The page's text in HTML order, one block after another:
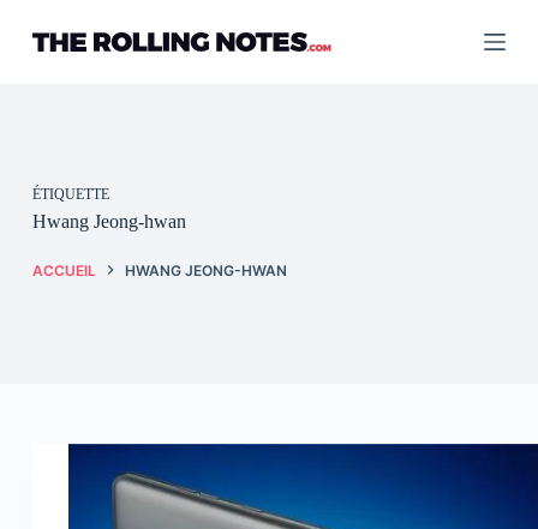
contenu
ÉTIQUETTE
Hwang Jeong-hwan
ACCUEIL HWANG JEONG-HWAN